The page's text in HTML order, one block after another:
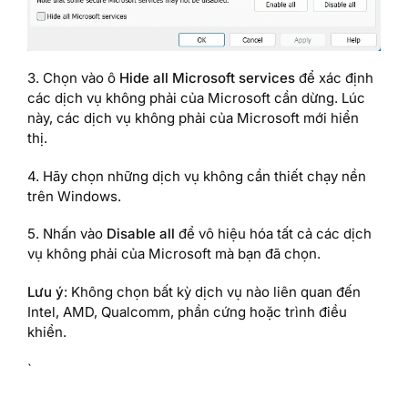
3. Chọn vào ô Hide all Microsoft services để xác định
các dịch vụ không phải của Microsoft cần dừng. Lúc
này, các dịch vụ không phải của Microsoft mới hiển
thị.
4. Hãy chọn những dịch vụ không cần thiết chạy nền
trên Windows.
5. Nhấn vào Disable all để vô hiệu hóa tất cả các dịch
vụ không phải của Microsoft mà bạn đã chọn.
Lưu ý: Không chọn bất kỳ dịch vụ nào liên quan đến
Intel, AMD, Qualcomm, phần cứng hoặc trình điều
khiển.
`